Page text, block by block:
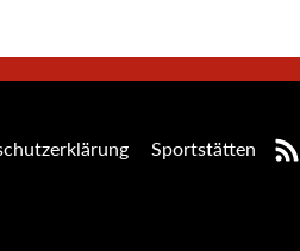
Sportstätten